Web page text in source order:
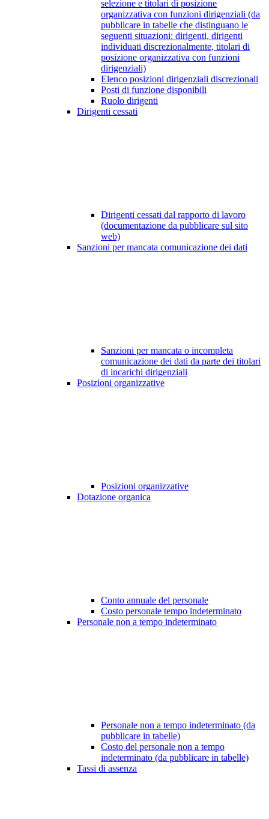
selezione e titolari di posizione
organizzativa con funzioni dirigenziali (da
pubblicare in tabelle che distinguano le
seguenti situazioni: dirigenti, dirigenti
individuati discrezionalmente, titolari di
posizione organizzativa con funzioni
dirigenziali)
Elenco posizioni dirigenziali discrezionali
Posti di funzione disponibili
Ruolo dirigenti
Dirigenti cessati
Dirigenti cessati dal rapporto di lavoro
(documentazione da pubblicare sul sito
web)
Sanzioni per mancata comunicazione dei dati
Sanzioni per mancata o incompleta
comunicazione dei dati da parte dei titolari
di incarichi dirigenziali
Posizioni organizzative
Posizioni organizzative
Dotazione organica
Conto annuale del personale
Costo personale tempo indeterminato
Personale non a tempo indeterminato
Personale non a tempo indeterminato (da
pubblicare in tabelle)
Costo del personale non a tempo
indeterminato (da pubblicare in tabelle)
Tassi di assenza